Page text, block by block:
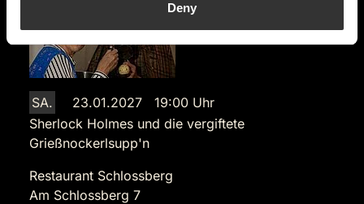
Deny
SA.
23.01.2027 19:00 Uhr
Sherlock Holmes und die vergiftete
Grießnockerlsupp'n
Restaurant Schlossberg
Am Schlossberg 7